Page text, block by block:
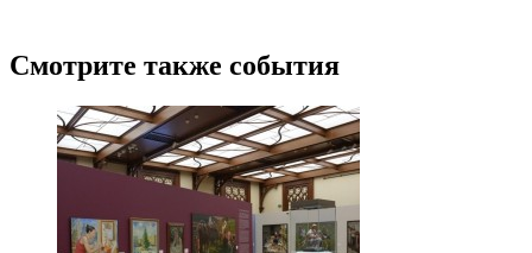
Смотрите также события